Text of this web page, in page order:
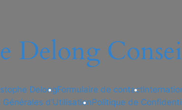
Delong
DelongFormulaire de contact
d’UtilisationPolitique de